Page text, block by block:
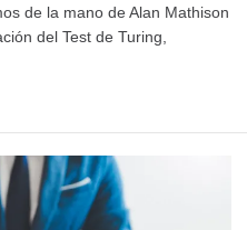
de la mano de Alan Mathison
del Test de Turing,